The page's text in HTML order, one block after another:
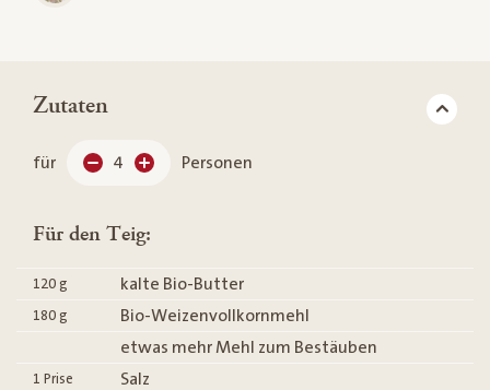
Zutaten
für 4 Personen
Für den Teig:
120 g kalte Bio-Butter
180 g
Bio-Weizenvollkornmehl
etwas mehr Mehl zum Bestäuben
1 Prise Salz